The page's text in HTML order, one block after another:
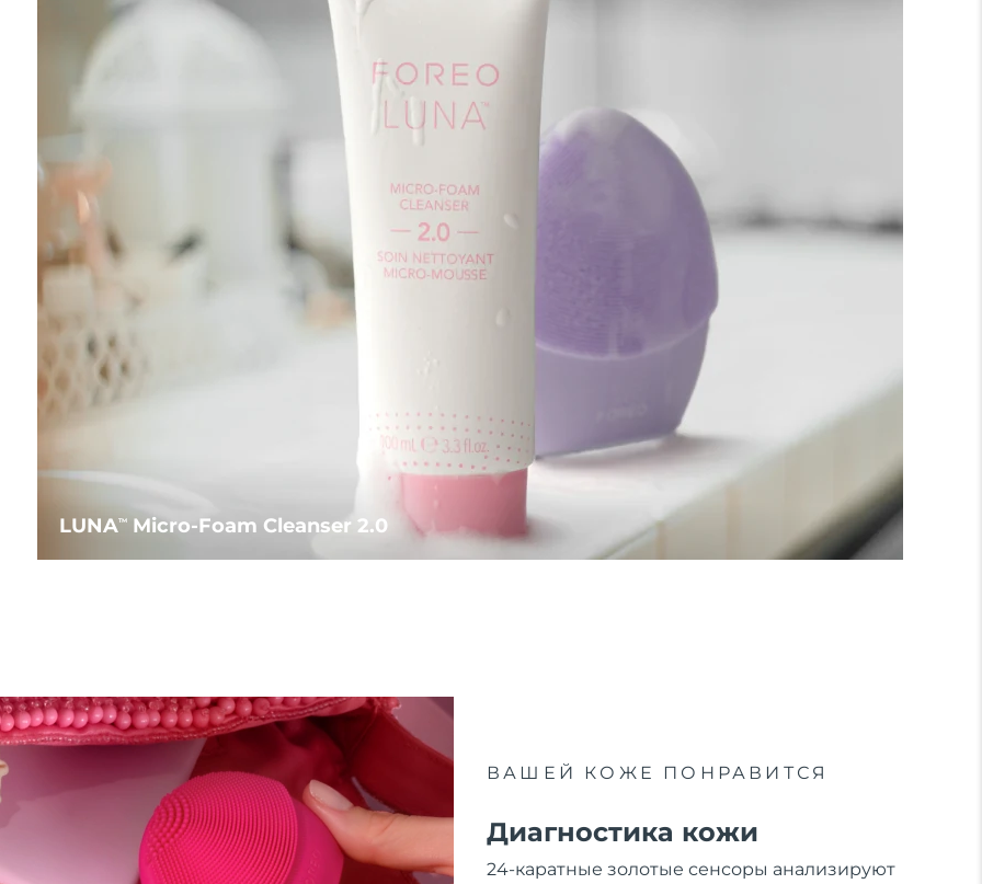
LUNATMMicro-Foam Cleanser 2.0
ВАШЕЙ КОЖЕ ПОНРАВИТСЯ
Диагностика кожи
24-каратные золотые сенсоры анализируют